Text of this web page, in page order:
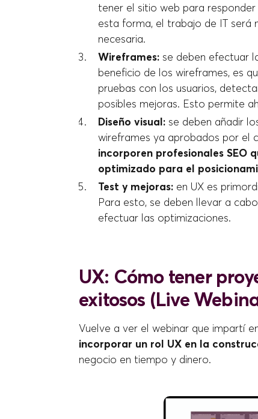
tener el sitio web para
esta forma, el trabajo de IT será
necesaria.
Wireframes: se deben efectuar
beneficio de los wireframes, es
pruebas con los usuarios,
posibles mejoras. Esto permite
Diseño visual: se deben añadir
wireframes ya aprobados por el
incorporen profesionales SEO
optimizado para el
Test y mejoras: en UX es
Para esto, se deben llevar a
efectuar las optimizaciones.
UX: Cómo tener
exitosos (Live
Vuelve a ver el webinar que impartí
incorporar un rol UX en la
negocio en tiempo y dinero.